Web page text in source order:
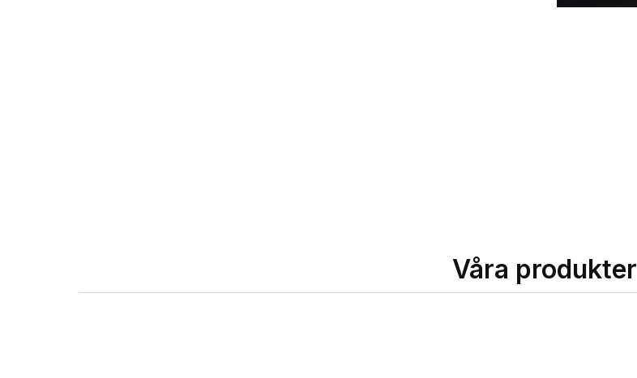
Våra produkter